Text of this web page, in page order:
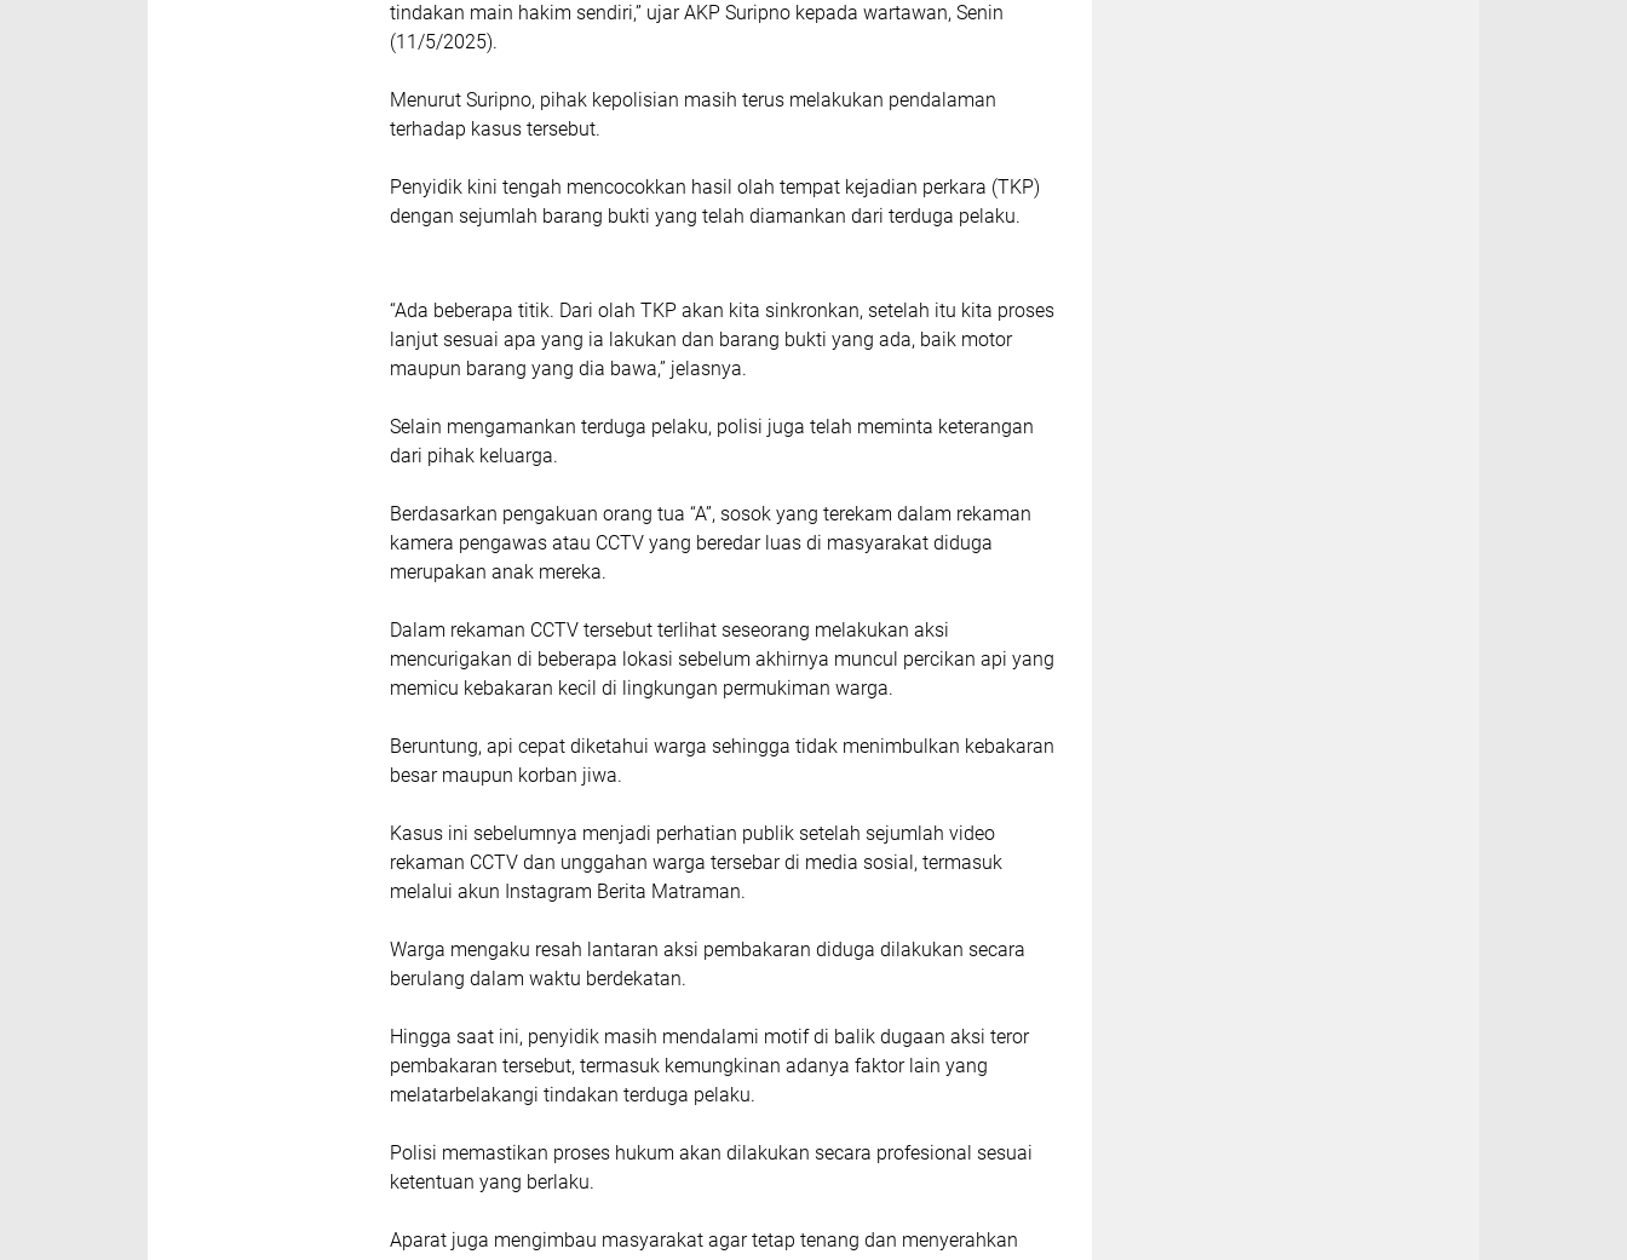
tindakan main hakim sendiri,” ujar AKP Suripno kepada wartawan, Senin
(11/5/2025).
Menurut Suripno, pihak kepolisian masih terus melakukan pendalaman
terhadap kasus tersebut.
Penyidik kini tengah mencocokkan hasil olah tempat kejadian perkara (TKP)
dengan sejumlah barang bukti yang telah diamankan dari terduga pelaku.
“Ada beberapa titik. Dari olah TKP akan kita sinkronkan, setelah itu kita proses
lanjut sesuai apa yang ia lakukan dan barang bukti yang ada, baik motor
maupun barang yang dia bawa,” jelasnya.
Selain mengamankan terduga pelaku, polisi juga telah meminta keterangan
dari pihak keluarga.
Berdasarkan pengakuan orang tua “A”, sosok yang terekam dalam rekaman
kamera pengawas atau CCTV yang beredar luas di masyarakat diduga
merupakan anak mereka.
Dalam rekaman CCTV tersebut terlihat seseorang melakukan aksi
mencurigakan di beberapa lokasi sebelum akhirnya muncul percikan api yang
memicu kebakaran kecil di lingkungan permukiman warga.
Beruntung, api cepat diketahui warga sehingga tidak menimbulkan kebakaran
besar maupun korban jiwa.
Kasus ini sebelumnya menjadi perhatian publik setelah sejumlah video
rekaman CCTV dan unggahan warga tersebar di media sosial, termasuk
melalui akun Instagram Berita Matraman.
Warga mengaku resah lantaran aksi pembakaran diduga dilakukan secara
berulang dalam waktu berdekatan.
Hingga saat ini, penyidik masih mendalami motif di balik dugaan aksi teror
pembakaran tersebut, termasuk kemungkinan adanya faktor lain yang
melatarbelakangi tindakan terduga pelaku.
Polisi memastikan proses hukum akan dilakukan secara profesional sesuai
ketentuan yang berlaku.
Aparat juga mengimbau masyarakat agar tetap tenang dan menyerahkan